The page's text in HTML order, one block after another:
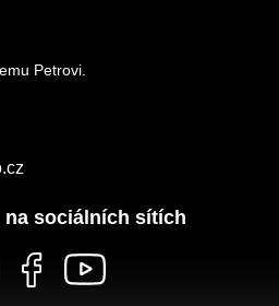
Petrovi.
na sociálních sítích